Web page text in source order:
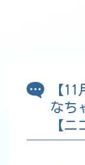
【
なち
【ニ